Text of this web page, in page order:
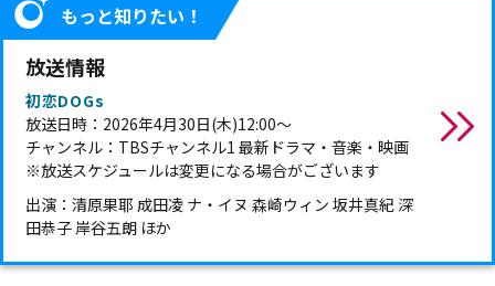
もっと知りたい！
放送情報
初恋DOGs
放送日時：2026年4月30日(木)12:00～
チャンネル：TBSチャンネル1 最新ドラマ・音楽・映画
※放送スケジュールは変更になる場合がございます
出演：清原果耶 成田凌 ナ・イヌ 森崎ウィン 坂井真紀 深
田恭子 岸谷五朗 ほか